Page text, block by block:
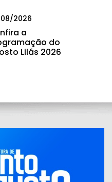
2026
a
do
Lilás 2026